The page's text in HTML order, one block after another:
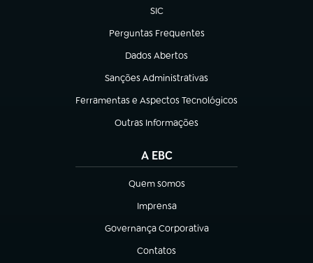
SIC
(abre em nova aba)
Perguntas Frequentes
(abre em nova aba)
Dados Abertos
(abre em nova aba)
Sanções Administrativas
(abre em nova aba)
Ferramentas e Aspectos Tecnológicos
(abre em nova aba)
Outras Informações
(abre em nova aba)
A EBC
Quem somos
(abre em nova aba)
Imprensa
(abre em nova aba)
Governança Corporativa
(abre em nova aba)
Contatos
(abre em nova aba)